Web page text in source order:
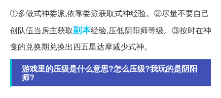
①多做式神委派,依靠委派获取式神经验。②尽量不要自己
创队伍当房主获取副本经验,压低阴阳师等级。③按时在神
龛的兑换期兑换出四五星达摩减少式神。
游戏里的压级是什么意思?怎么压级?我玩的是阴阳
师?